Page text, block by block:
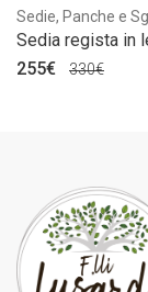
Sedie, Panche e
Sedia regista in
255€
330€